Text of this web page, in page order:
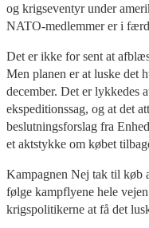
og krigseventyr under
NATO-medlemmer er i
Det er ikke for sent at
Men planen er at luske det
december. Det er lykkedes
ekspeditionssag, og at det
beslutningsforslag fra
et aktstykke om købet
Kampagnen Nej tak til køb
følge kampflyene hele
krigspolitikerne at få det